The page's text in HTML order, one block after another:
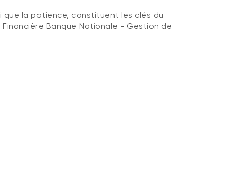
que la patience, constituent les clés du
Banque Nationale - Gestion de